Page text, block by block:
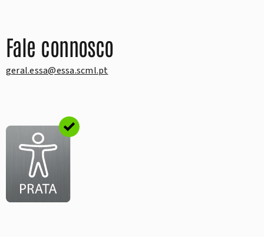
Fale connosco
geral.essa@essa.scml.pt